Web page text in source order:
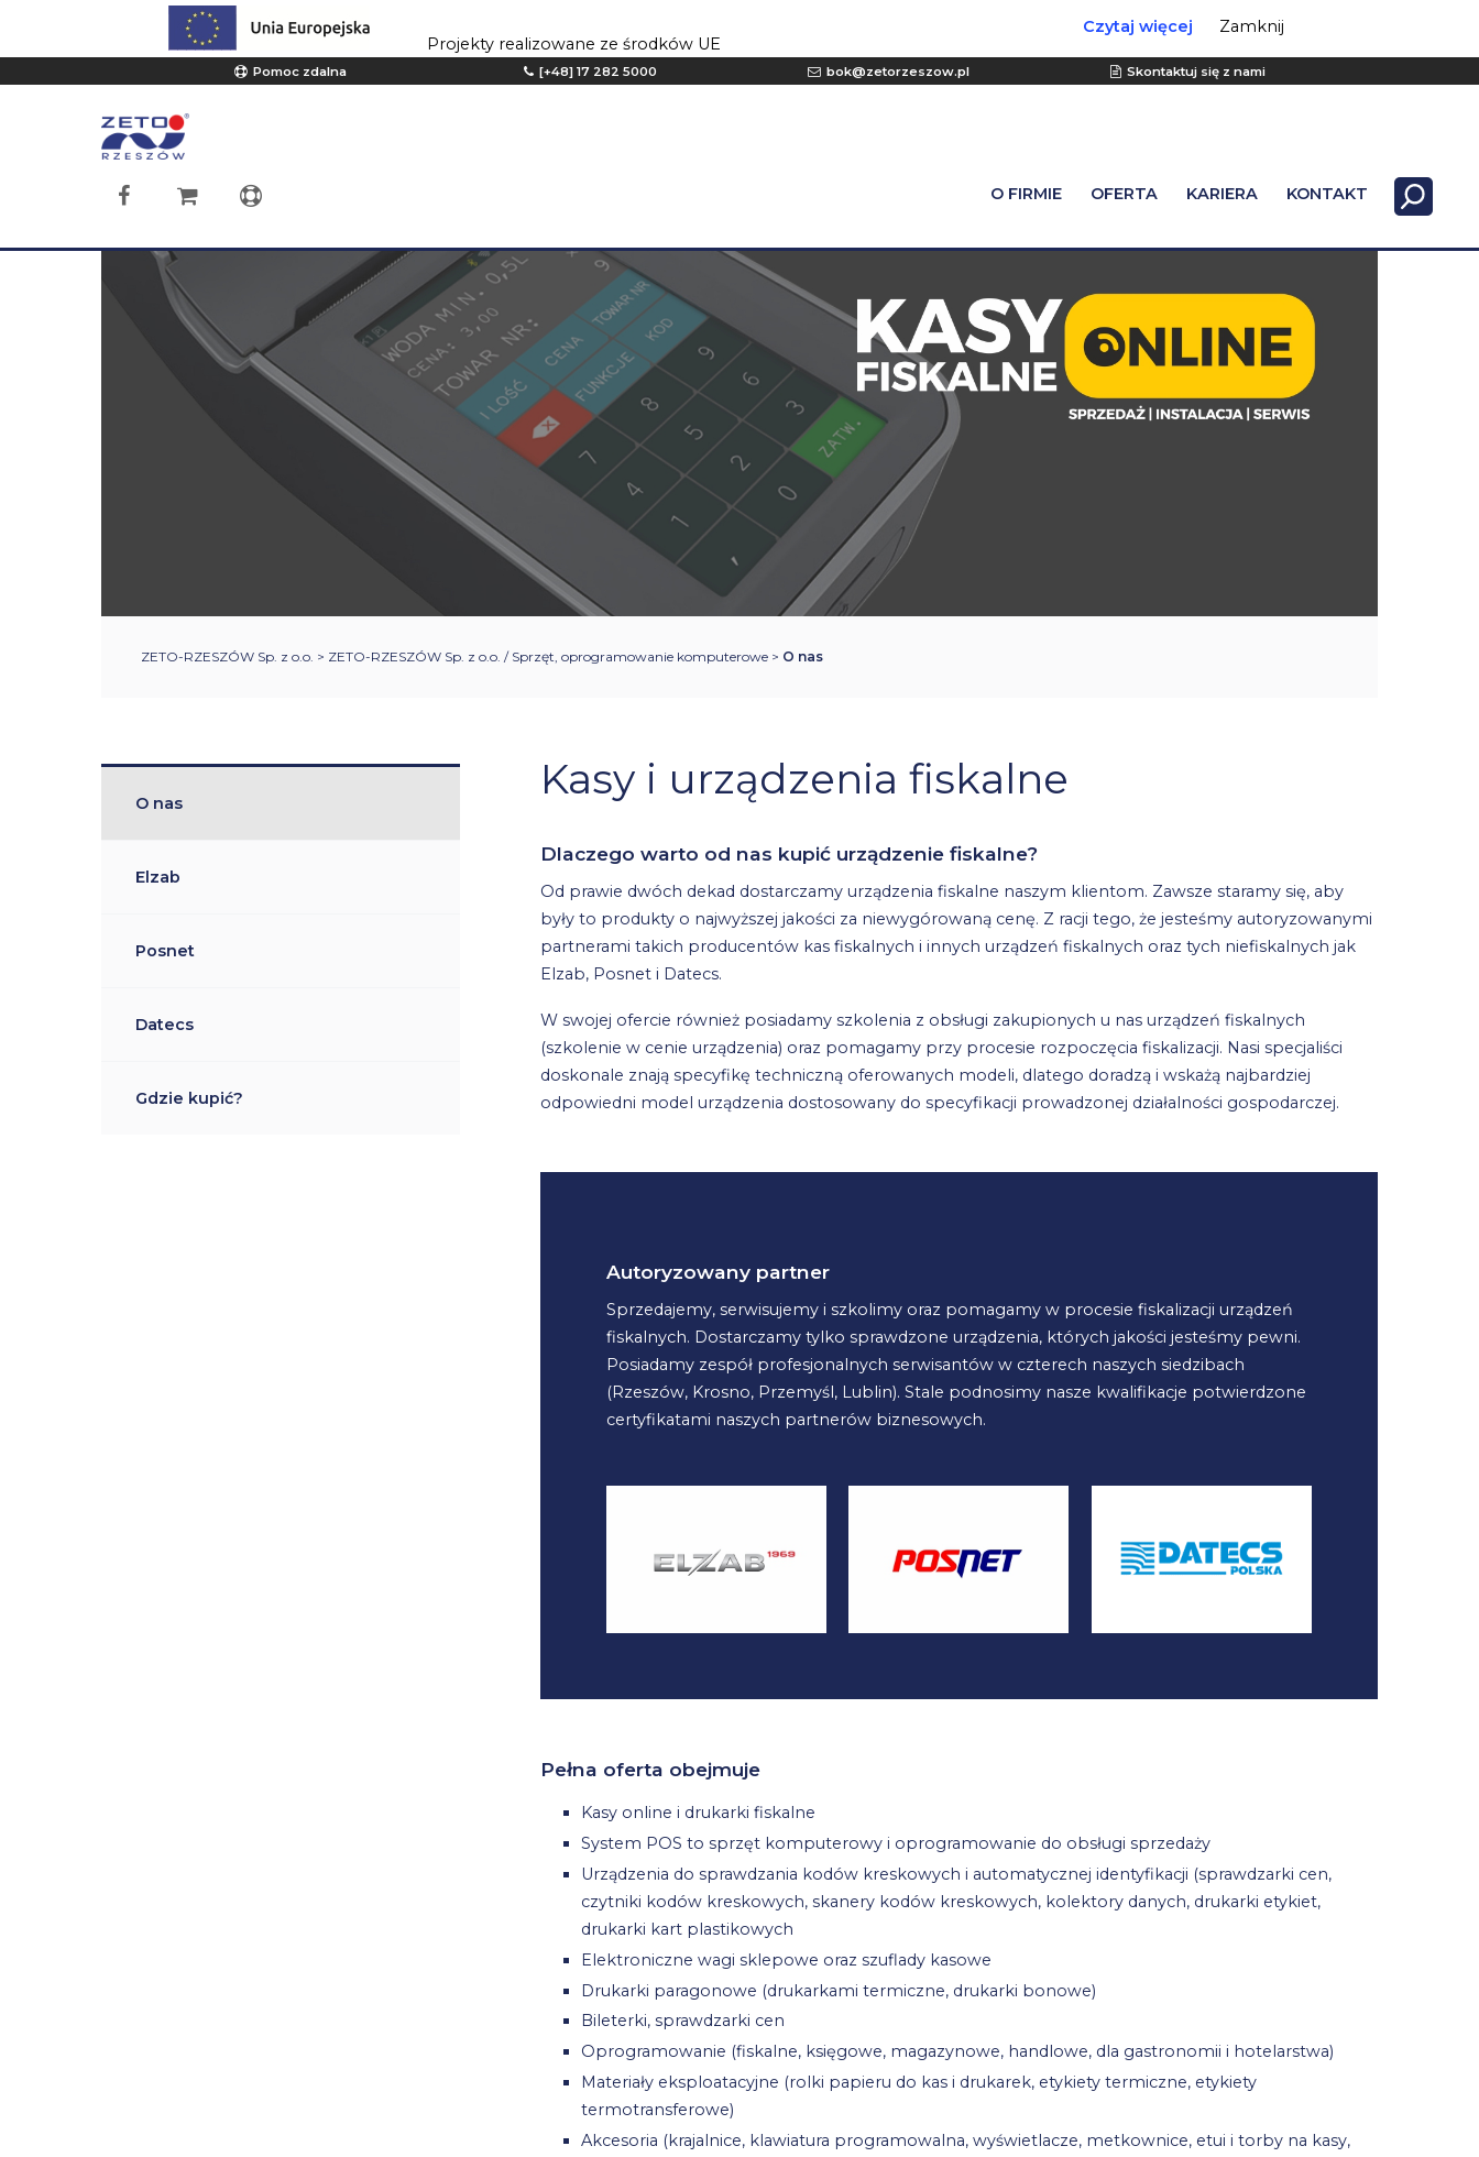
Projekty realizowane ze środków UE
Czytaj więcej Zamknij
Pomoc zdalna [+48] 17 282 5000 bok@zetorzeszow.pl Skontaktuj się z nami
O FIRMIE OFERTA KARIERA KONTAKT
ZETO-RZESZÓW Sp. z o.o. > ZETO-RZESZÓW Sp. z o.o. / Sprzęt, oprogramowanie komputerowe > O nas
O nas
Elzab
Posnet
Datecs
Gdzie kupić?
Kasy i urządzenia fiskalne
Dlaczego warto od nas kupić urządzenie fiskalne?
Od prawie dwóch dekad dostarczamy urządzenia fiskalne naszym klientom. Zawsze staramy się, aby
były to produkty o najwyższej jakości za niewygórowaną cenę. Z racji tego, że jesteśmy autoryzowanymi
partnerami takich producentów kas fiskalnych i innych urządzeń fiskalnych oraz tych niefiskalnych jak
Elzab, Posnet i Datecs.
W swojej ofercie również posiadamy szkolenia z obsługi zakupionych u nas urządzeń fiskalnych
(szkolenie w cenie urządzenia) oraz pomagamy przy procesie rozpoczęcia fiskalizacji. Nasi specjaliści
doskonale znają specyfikę techniczną oferowanych modeli, dlatego doradzą i wskażą najbardziej
odpowiedni model urządzenia dostosowany do specyfikacji prowadzonej działalności gospodarczej.
Autoryzowany partner
Sprzedajemy, serwisujemy i szkolimy oraz pomagamy w procesie fiskalizacji urządzeń
fiskalnych. Dostarczamy tylko sprawdzone urządzenia, których jakości jesteśmy pewni.
Posiadamy zespół profesjonalnych serwisantów w czterech naszych siedzibach
(Rzeszów, Krosno, Przemyśl, Lublin). Stale podnosimy nasze kwalifikacje potwierdzone
certyfikatami naszych partnerów biznesowych.
Pełna oferta obejmuje
Kasy online i drukarki fiskalne
System POS to sprzęt komputerowy i oprogramowanie do obsługi sprzedaży
Urządzenia do sprawdzania kodów kreskowych i automatycznej identyfikacji (sprawdzarki cen,
czytniki kodów kreskowych, skanery kodów kreskowych, kolektory danych, drukarki etykiet,
drukarki kart plastikowych
Elektroniczne wagi sklepowe oraz szuflady kasowe
Drukarki paragonowe (drukarkami termiczne, drukarki bonowe)
Bileterki, sprawdzarki cen
Oprogramowanie (fiskalne, księgowe, magazynowe, handlowe, dla gastronomii i hotelarstwa)
Materiały eksploatacyjne (rolki papieru do kas i drukarek, etykiety termiczne, etykiety
termotransferowe)
Akcesoria (krajalnice, klawiatura programowalna, wyświetlacze, metkownice, etui i torby na kasy,